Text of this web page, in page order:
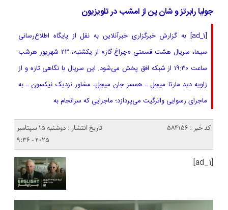
جولیا رابرتز و شان پن از امشب در تلویزیون
[ad_1] به گزارش خبرگزاری خبرآنلاین به نقل از پایگاه اطلاع‌رسانی
سیما، سریال هشت قسمتی «چراغ گاز» از یکشنبه، ۲۳ شهریور هرشب
ساعت ۱۹:۳۰ از شبکه افق پخش می‌شود. این سریال با نگاهی تازه و از
زاویه دید مارتا میچل ـ همسر جان میچل، مشاور نزدیک نیکسون ـ به
ماجرای رسوایی واترگیت می‌پردازد؛ ماجرایی که سرانجام به
کد خبر : 584156
تاریخ انتشار : دوشنبه 15 سپتامبر
2025 - 9:36
[ad_1]